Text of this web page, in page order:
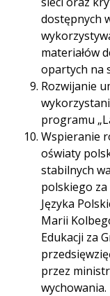
dostępnych
materiałów
opartych na
Rozwijanie
programu
Wspieranie
oświaty
stabilnych
polskiego
Języka
Marii
Edukacji za
przez
wychowania.